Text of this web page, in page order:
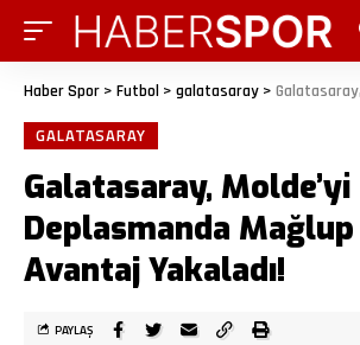
Haber Spor > Futbol > galatasaray > Galatasaray, Molde’yi
GALATASARAY
Galatasaray, Molde’yi
Deplasmanda
Avantaj Yakaladı!
PAYLAŞ